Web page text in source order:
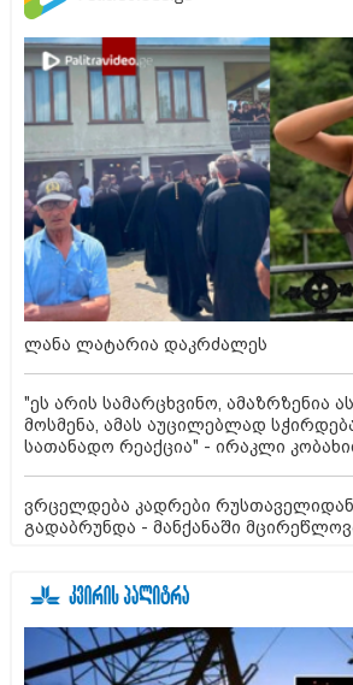
ლანა ლატარია დაკრძალეს
"ეს არის სამარცხვინო, ამაზრზენია
მოსმენა, ამას აუცილებლად
სათანადო რეაქცია" - ირაკლი
ვრცელდება კადრები
გადაბრუნდა - მანქანაში